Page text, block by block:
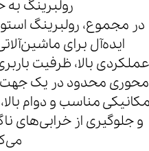
رولبرینگ به
ایده‌آل برای
عملکردی بالا، ظرفیت
محوری محدود در یک
مناسب و دوام
و جلوگیری از خرابی‌های